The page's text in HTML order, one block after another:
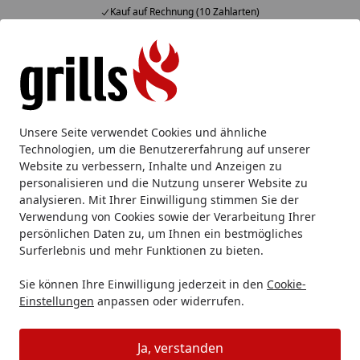
Unsere Seite verwendet Cookies und ähnliche
Technologien, um die Benutzererfahrung auf unserer
Website zu verbessern, Inhalte und Anzeigen zu
personalisieren und die Nutzung unserer Website zu
analysieren. Mit Ihrer Einwilligung stimmen Sie der
Verwendung von Cookies sowie der Verarbeitung Ihrer
persönlichen Daten zu, um Ihnen ein bestmögliches
Surferlebnis und mehr Funktionen zu bieten.
Sie können Ihre Einwilligung jederzeit in den Cookie-
Einstellungen anpassen oder widerrufen.
Ja, verstanden
Kauf auf Rechnung (10 Zahlarten)
Alle Produkte
Mein Konto
Suchen
Startseite
Holzkohlegrill Keramikgrill Big Green Egg Kamado
Big Green Egg Kamado Grill
MEDIUM Starter Set inkl. 2x 4,5 kg
naturbelassene Holzkohle